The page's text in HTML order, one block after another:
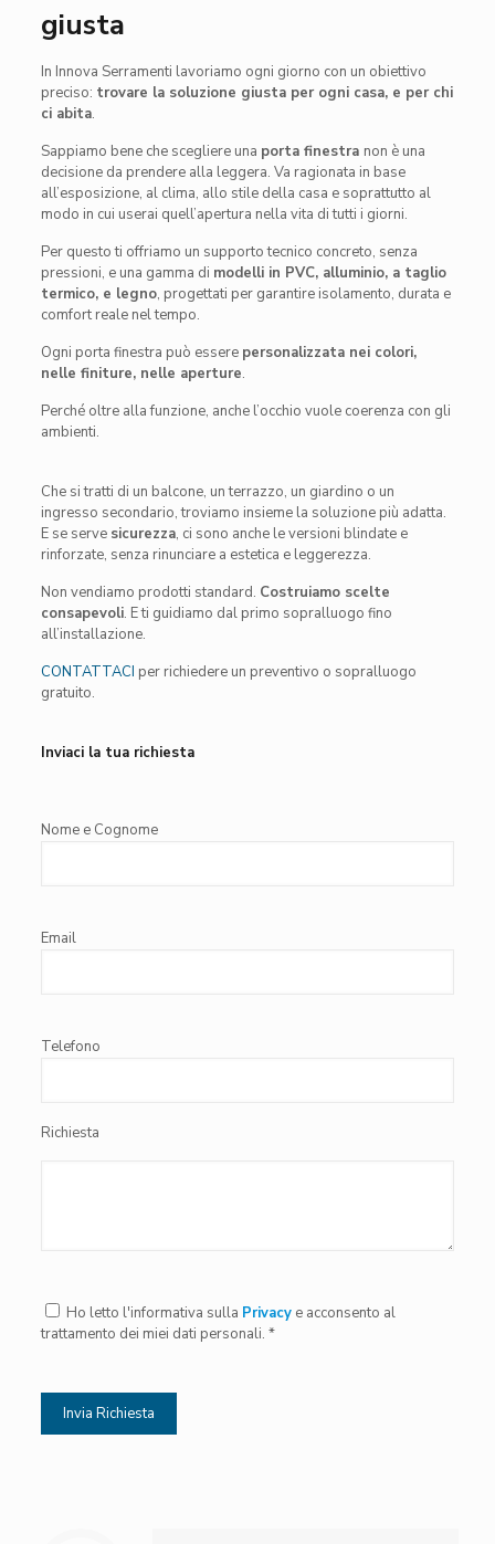
giusta
In Innova Serramenti lavoriamo ogni giorno con un obiettivo
preciso: trovare la soluzione giusta per ogni casa, e per chi
ci abita.
Sappiamo bene che scegliere una porta finestra non è una
decisione da prendere alla leggera. Va ragionata in base
all’esposizione, al clima, allo stile della casa e soprattutto al
modo in cui userai quell’apertura nella vita di tutti i giorni.
Per questo ti offriamo un supporto tecnico concreto, senza
pressioni, e una gamma di modelli in PVC, alluminio, a taglio
termico, e legno, progettati per garantire isolamento, durata e
comfort reale nel tempo.
Ogni porta finestra può essere personalizzata nei colori,
nelle finiture, nelle aperture.
Perché oltre alla funzione, anche l’occhio vuole coerenza con gli
ambienti.
Che si tratti di un balcone, un terrazzo, un giardino o un
ingresso secondario, troviamo insieme la soluzione più adatta.
E se serve sicurezza, ci sono anche le versioni blindate e
rinforzate, senza rinunciare a estetica e leggerezza.
Non vendiamo prodotti standard. Costruiamo scelte
consapevoli. E ti guidiamo dal primo sopralluogo fino
all’installazione.
CONTATTACI per richiedere un preventivo o sopralluogo
gratuito.
Inviaci la tua richiesta
Nome e Cognome
Email
Telefono
Richiesta
Ho letto l'informativa sulla Privacye acconsento al
trattamento dei miei dati personali. *